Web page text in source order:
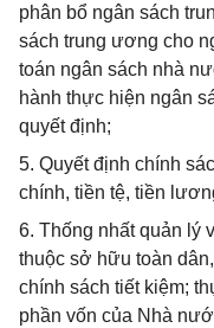
phân bổ ngân sách
sách trung ương cho
toán ngân sách nhà
hành thực hiện ngân
quyết định;
5. Quyết định chính
chính, tiền tệ, tiền
6. Thống nhất quản lý
thuộc sở hữu toàn
chính sách tiết kiệm;
phần vốn của Nhà